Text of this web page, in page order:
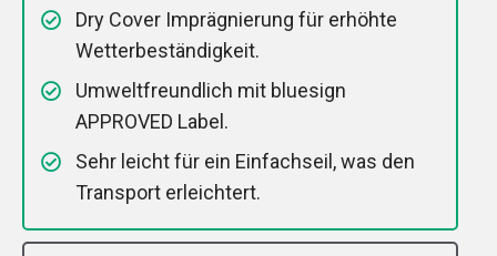
Dry Cover Imprägnierung für erhöhte
Wetterbeständigkeit.
Umweltfreundlich mit bluesign
APPROVED Label.
Sehr leicht für ein Einfachseil, was den
Transport erleichtert.